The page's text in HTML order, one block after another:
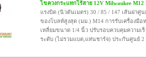
ไขควงกระแทกไร้สาย 12V Milwaukee M12
แรงบิด (นิวตันเมตร) 30 / 85 / 147 เส้นผ่าศูน
ของโบลท์สูงสุด (มม.) M14 การรับเครื่องมือ
เหลี่ยมขนาด 1/4 นิ้ว ปรับรอบควบคุมความเร็
ระดับ (ไม่รวมแบต,แท่นชาร์จ) ประกันศูนย์ 2